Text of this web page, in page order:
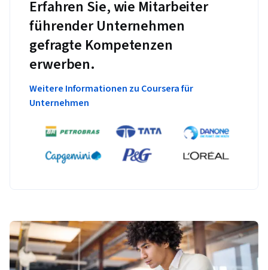
Erfahren Sie, wie Mitarbeiter
führender Unternehmen
gefragte Kompetenzen
erwerben.
Weitere Informationen zu Coursera für
Unternehmen